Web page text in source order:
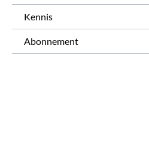
Kennis
Abonnement